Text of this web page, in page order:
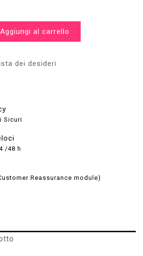
Aggiungi al carrello
dei desideri
Sicuri
/48 h
Reassurance module)